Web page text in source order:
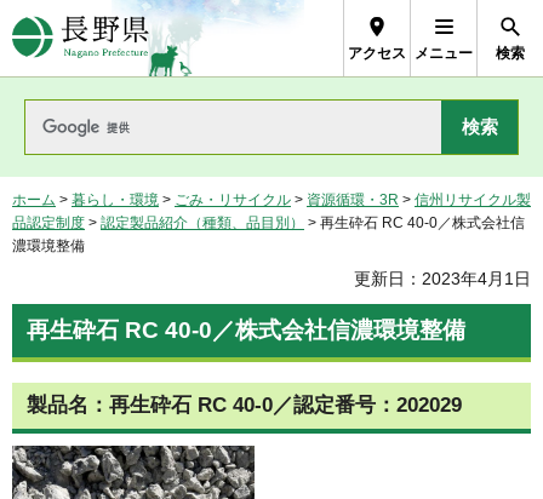
長野県Nagano Prefecture
アクセス メニュー 検索
ホーム > 暮らし・環境 > ごみ・リサイクル > 資源循環・3R > 信州リサイクル製
品認定制度 > 認定製品紹介（種類、品目別）
> 再生砕石 RC 40-0／株式会社信
濃環境整備
更新日：2023年4月1日
再生砕石 RC 40-0／株式会社信濃環境整備
製品名：再生砕石 RC 40-0／認定番号：202029